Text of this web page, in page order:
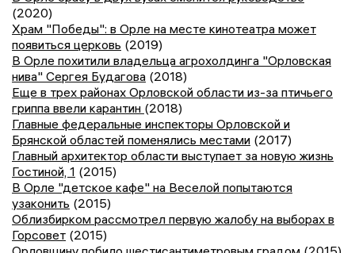
(2020)
Храм "Победы": в Орле на месте кинотеатра может
появиться церковь (2019)
В Орле похитили владельца агрохолдинга "Орловская
нива" Сергея Будагова (2018)
Еще в трех районах Орловской области из-за птичьего
гриппа ввели карантин (2018)
Главные федеральные инспекторы Орловской и
Брянской областей поменялись местами (2017)
Главный архитектор области выступает за новую жизнь
Гостиной, 1 (2015)
В Орле "детское кафе" на Веселой попытаются
узаконить (2015)
Облизбирком рассмотрел первую жалобу на выборах в
Горсовет (2015)